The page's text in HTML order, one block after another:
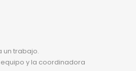
trabajo.
y la coordinadora